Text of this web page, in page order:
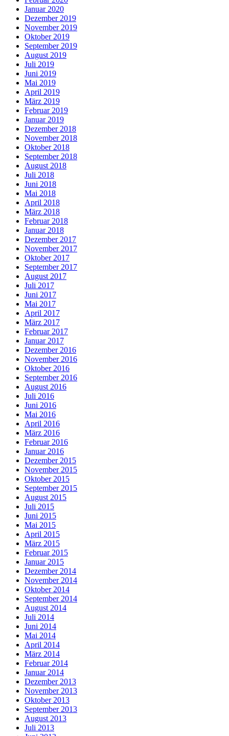
Januar 2020
Dezember 2019
November 2019
Oktober 2019
September 2019
August 2019
Juli 2019
Juni 2019
Mai 2019
April 2019
März 2019
Februar 2019
Januar 2019
Dezember 2018
November 2018
Oktober 2018
September 2018
August 2018
Juli 2018
Juni 2018
Mai 2018
April 2018
März 2018
Februar 2018
Januar 2018
Dezember 2017
November 2017
Oktober 2017
September 2017
August 2017
Juli 2017
Juni 2017
Mai 2017
April 2017
März 2017
Februar 2017
Januar 2017
Dezember 2016
November 2016
Oktober 2016
September 2016
August 2016
Juli 2016
Juni 2016
Mai 2016
April 2016
März 2016
Februar 2016
Januar 2016
Dezember 2015
November 2015
Oktober 2015
September 2015
August 2015
Juli 2015
Juni 2015
Mai 2015
April 2015
März 2015
Februar 2015
Januar 2015
Dezember 2014
November 2014
Oktober 2014
September 2014
August 2014
Juli 2014
Juni 2014
Mai 2014
April 2014
März 2014
Februar 2014
Januar 2014
Dezember 2013
November 2013
Oktober 2013
September 2013
August 2013
Juli 2013